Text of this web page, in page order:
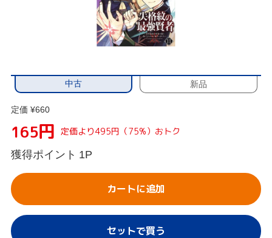
中古 新品
定価 ¥660
165円 定価より495円（75%）おトク
獲得ポイント 1P
カートに追加
セットで買う